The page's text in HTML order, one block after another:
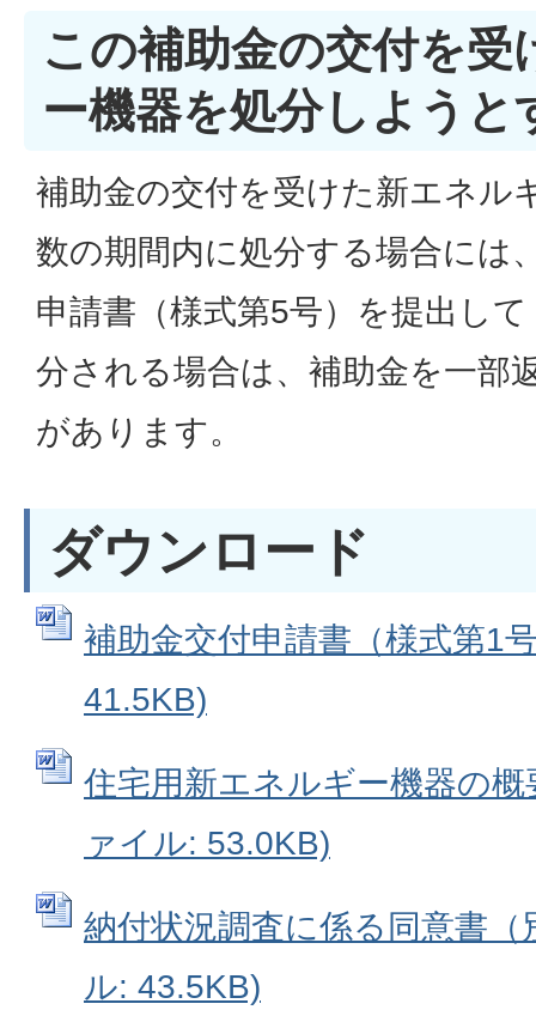
この補助金の交付を受
ー機器を処分しようと
補助金の交付を受けた新エネル
数の期間内に処分する場合には
申請書（様式第5号）を提出し
分される場合は、補助金を一部
があります。
ダウンロード
補助金交付申請書（様式第1
41.5KB)
住宅用新エネルギー機器の
ァイル: 53.0KB)
納付状況調査に係る同意書
ル: 43.5KB)